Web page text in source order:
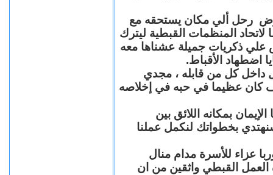
رحل ألي مكان يستحقه مع
المنظمات القبطية ليترك
علي ذكريات جميلة عشناها معه
اضطهاد الأقباط.
داخل كل من قابله ، مجدي
عظيما في حبه في إخلاصه
بمكانه اللائق بين
بخطواتك لنكمل عملنا
عزاء للأسرة مدام منال
العمل القبطي واثقين من ان